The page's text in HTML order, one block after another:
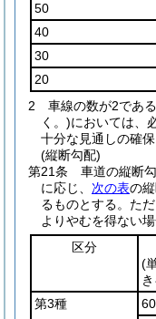
50
40
30
20
2
車線の数が2であ
く。)においては、
十分な見通しの確
(縦断勾配)
第21条
車道の縦断
に応じ、 次の表の
るものとする。 た
よりやむを得ない
区分
(
第3種 60